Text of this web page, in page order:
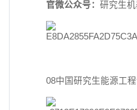
官微公众号： 研究生
08中国研究生能源工